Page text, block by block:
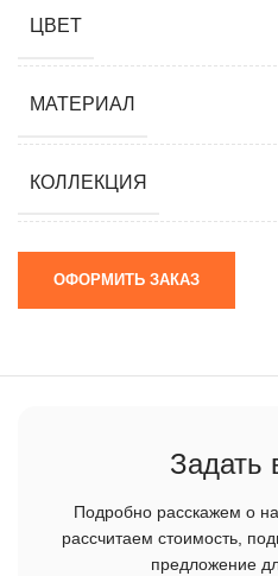
ЦВЕТ
МАТЕРИАЛ
КОЛЛЕКЦИЯ
ОФОРМИТЬ ЗАКАЗ
Задать
Подробно расскажем о
рассчитаем стоимость,
предложение